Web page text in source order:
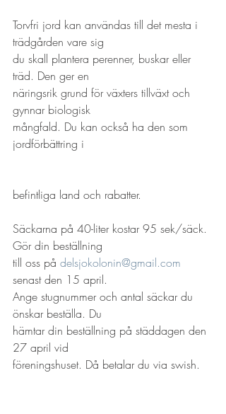
Torvfri jord kan användas till det mesta i
trädgården vare sig
du skall plantera perenner, buskar eller
träd. Den ger en
näringsrik grund för växters tillväxt och
gynnar biologisk
mångfald. Du kan också ha den som
jordförbättring i
befintliga land och rabatter.
Säckarna på 40-liter kostar 95 sek/säck.
Gör din beställning
till oss på delsjokolonin@gmail.com
senast den 15 april.
Ange stugnummer och antal säckar du
önskar beställa. Du
hämtar din beställning på städdagen den
27 april vid
föreningshuset. Då betalar du via swish.